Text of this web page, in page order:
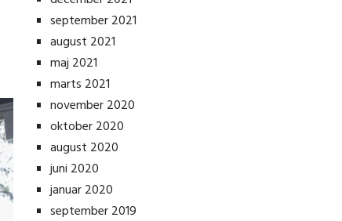
september 2021
august 2021
maj 2021
marts 2021
november 2020
oktober 2020
august 2020
juni 2020
januar 2020
september 2019